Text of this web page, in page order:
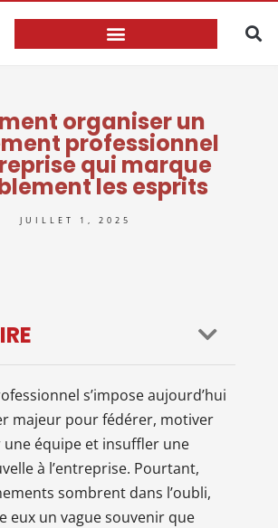
organiser un
professionnel
qui marque
les esprits
JUILLET 1, 2025
s’impose aujourd’hui
majeur pour fédérer, motiver
équipe et insuffler une
à l’entreprise. Pourtant,
sombrent dans l’oubli,
eux un vague souvenir que